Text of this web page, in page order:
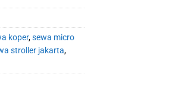
koper,sewa micro
stroller jakarta,